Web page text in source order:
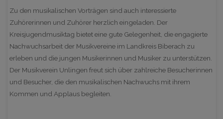
Zu den musikalischen Vorträgen sind auch interessierte
Zuhörerinnen und Zuhörer herzlich eingeladen. Der
Kreisjugendmusiktag bietet eine gute Gelegenheit, die engagierte
Nachwuchsarbeit der Musikvereine im Landkreis Biberach zu
erleben und die jungen Musikerinnen und Musiker zu unterstützen.
Der Musikverein Unlingen freut sich über zahlreiche Besucherinnen
und Besucher, die den musikalischen Nachwuchs mit ihrem
Kommen und Applaus begleiten.